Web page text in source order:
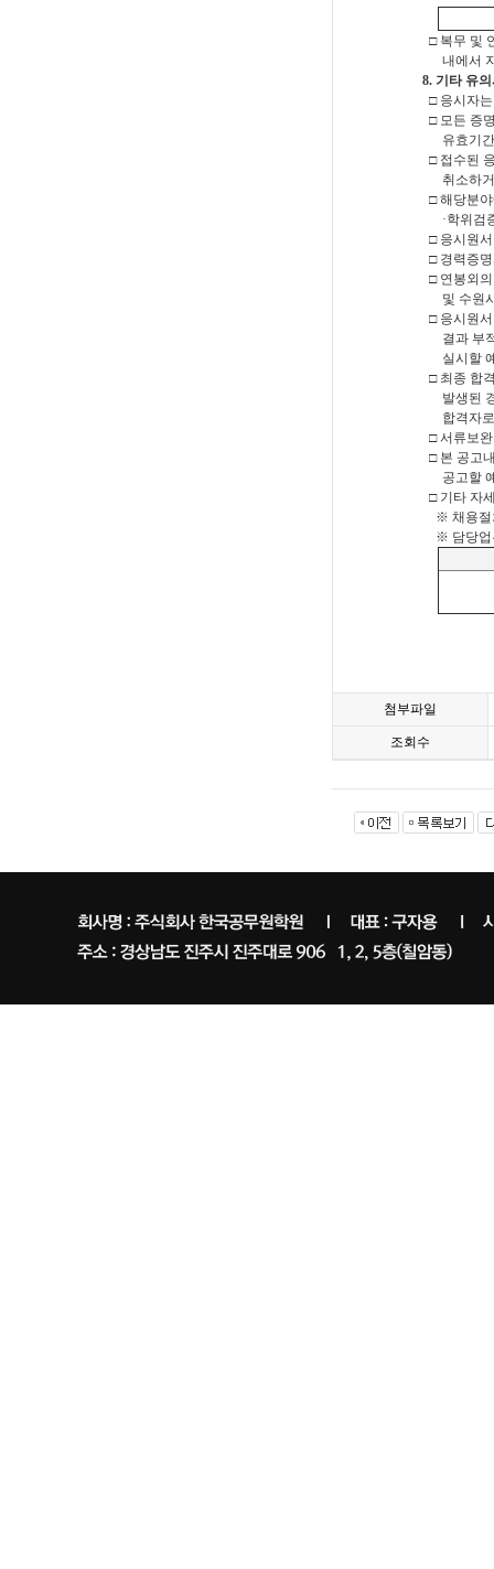
□ 복무 및
내에서 지
8. 기타 유
□ 응시자
□ 모든 증
유효기간(
□ 접수된
취소하거
□ 해당분
·학위검
□ 응시원
□ 경력증
□ 연봉외
및 수원시
□ 응시원
결과 부적
실시할
□ 최종 합
발생된 경
합격자로
□ 서류보
□ 본 공고
공고할
□ 기타 자
※ 채용절
※ 담당업
첨부파일
조회수